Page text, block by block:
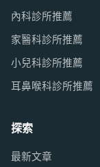
內科診所推薦
家醫科診所推薦
小兒科診所推薦
耳鼻喉科診所推薦
探索
最新文章